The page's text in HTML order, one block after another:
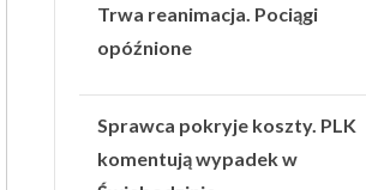
Trwa reanimacja. Pociągi
opóźnione
Sprawca pokryje koszty. PLK
komentują wypadek w